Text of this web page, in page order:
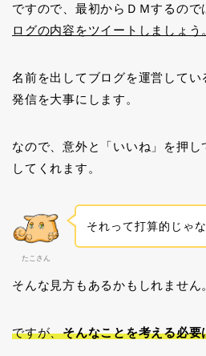
ですので、最初からＤＭするので
ログの内容をツイートしましょう
名前を出してブログを運営して
発信を大事にします。
なので、意外と「いいね」を押し
してくれます。
たこさん
それって打算的じゃ
そんな見方もあるかもしれません
ですが、そんなことを考える必要